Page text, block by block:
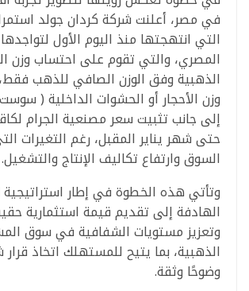
في مصر، أعلنت شركة كردان جولد
التي انتهجتها منذ اليوم الأول
المصري، والتي تقوم على احتساب وزن
الذهبية وفق الوزن الصافي للذهب
وزن الأحجار أو الحشوات الداخلية (
إلى جانب تثبيت سعر مصنعية الجرام
حتى شهر يناير المقبل، رغم التغيرات
السوق وارتفاع تكاليف الإنتاج والتشغيل.
وتأتي هذه الخطوة في إطار
الهادفة إلى تقديم قيمة استثمارية
وتعزيز مستويات الشفافية في سوق
الذهبية، بما يتيح للمستهلك اتخاذ قرار
وضوحًا وثقة.